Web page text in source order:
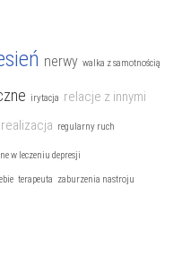
nerwy walka z samotnością
irytacja relacje z innymi
regularny ruch
w leczeniu depresji
terapeuta zaburzenia nastroju